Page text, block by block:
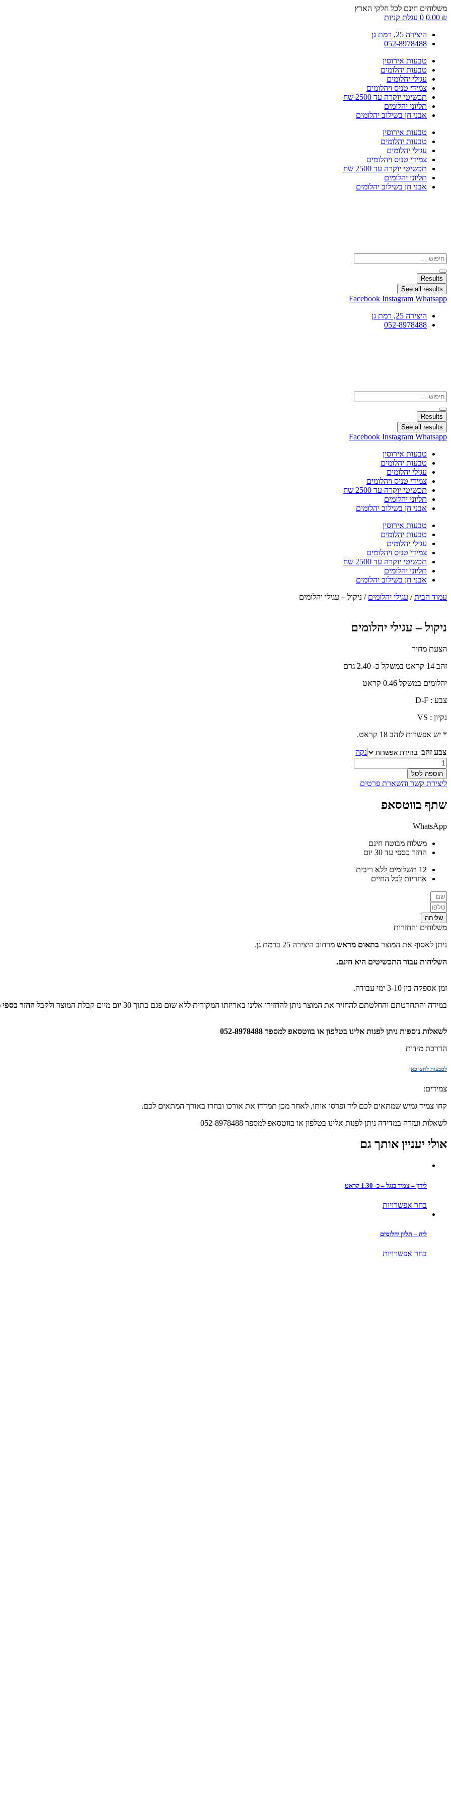
דלג
לתוכן
משלוחים חינם לכל חלקי הארץ
0.00 ₪
0 עגלת קניות
היצירה 25, רמת גן
052-8978488
טבעות אירוסין
טבעות יהלומים
עגילי יהלומים
צמידי טניס ויהלומים
תכשיטי יוקרה עד 2500 שח
תליוני יהלומים
אבני חן בשילוב יהלומים
טבעות אירוסין
טבעות יהלומים
עגילי יהלומים
צמידי טניס ויהלומים
תכשיטי יוקרה עד 2500 שח
תליוני יהלומים
אבני חן בשילוב יהלומים
Search
...
Results
See all results
Facebook Instagram Whatsapp
היצירה 25, רמת גן
052-8978488
Search
...
Results
See all results
Facebook Instagram Whatsapp
טבעות אירוסין
טבעות יהלומים
עגילי יהלומים
צמידי טניס ויהלומים
תכשיטי יוקרה עד 2500 שח
תליוני יהלומים
אבני חן בשילוב יהלומים
טבעות אירוסין
טבעות יהלומים
עגילי יהלומים
צמידי טניס ויהלומים
תכשיטי יוקרה עד 2500 שח
תליוני יהלומים
אבני חן בשילוב יהלומים
עמוד הבית/ עגילי יהלומים / ניקול – עגילי יהלומים
ניקול – עגילי יהלומים
הצעת מחיר
זהב 14 קראט במשקל כ- 2.40 גרם
יהלומים במשקל 0.46 קראט
צבע : D-F
נקיון : VS
* יש אפשרות לזהב 18 קראט.
צבע זהב
נקה
כמות
של
ניקול
-
יהלומים
הוספה לסל
ליצירת קשר והשארת פרטים
שתף בווטסאפ
WhatsApp
משלוח מבוטח חינם
החזר כספי עד 30 יום
12 תשלומים ללא ריבית
אחריות לכל החיים
שליחה
משלוחים והחזרות
ניתן לאסוף את המוצר בתאום מראש מרחוב היצירה 25 ברמת גן.
השליחות עבור התכשיטים היא חינם.
זמן אספקה בין 3-10 ימי עבודה.
במידה והתחרטתם והחלטתם להחזיר את המוצר ניתן להחזירו אלינו באריזתו המקורית ללא שום פגם בתוך 30 יום מיום קבלת המוצר ולקבל
החזר
לשאלות נוספות ניתן לפנות אלינו בטלפון או בווטסאפ למספר 052-8978488
הדרכת מידות
לטבעות לחצו כאן
צמידים:
קחו צמיד גמיש שמתאים לכם ליד ופרסו אותו, לאחר מכן תמדדו את אורכו ובחרו באורך המתאים לכם.
לשאלות ועזרה במדידה ניתן לפנות אלינו בטלפון או בווטסאפ למספר 052-8978488
אולי יעניין אותך גם
לירון – צמיד בנגל – כ- 1.30 קראט
בחר אפשרויות
מספר
לבחור
ליה – תליון יהלומים
בחר אפשרויות